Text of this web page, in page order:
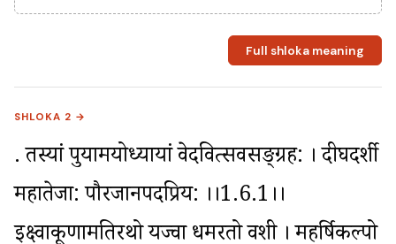
Full shloka meaning
SHLOKA 2 →
. तस्यां पुर्यामयोध्यायां वेदवित्सर्वसङ्ग्रह: । दीर्घदर्शी
महातेजा: पौरजानपदप्रिय: ।।1.6.1।।
इक्ष्वाकूणामतिरथो यज्वा धर्मरतो वशी । महर्षिकल्पो